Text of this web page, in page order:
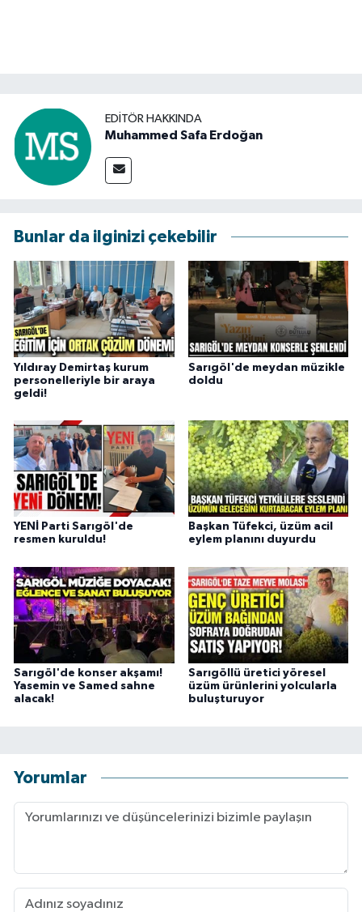
EDITÖR HAKKINDA
Muhammed Safa Erdoğan
Bunlar da ilginizi çekebilir
Yıldıray Demirtaş kurum
personelleriyle bir araya
geldi!
Sarıgöl'de meydan müzikle
doldu
YENİ Parti Sarıgöl'de
resmen kuruldu!
Başkan Tüfekci, üzüm acil
eylem planını duyurdu
Sarıgöl'de konser akşamı!
Yasemin ve Samed sahne
alacak!
Sarıgöllü üretici yöresel
üzüm ürünlerini yolcularla
buluşturuyor
Yorumlar